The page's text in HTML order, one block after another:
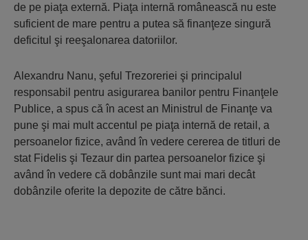
de pe piaţa externă. Piaţa internă românească nu este
suficient de mare pentru a putea să finanţeze singură
deficitul şi reeşalonarea datoriilor.
Alexandru Nanu, şeful Trezoreriei şi principalul
responsabil pentru asigurarea banilor pentru Finanţele
Publice, a spus că în acest an Ministrul de Finanţe va
pune şi mai mult accentul pe piaţa internă de retail, a
persoanelor fizice, având în vedere cererea de titluri de
stat Fidelis şi Tezaur din partea persoanelor fizice şi
având în vedere că dobânzile sunt mai mari decât
dobânzile oferite la depozite de către bănci.